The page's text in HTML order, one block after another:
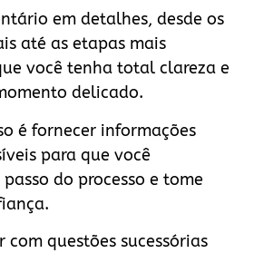
em detalhes, desde os
até as etapas mais
você tenha total clareza e
delicado.
é fornecer informações
para que você
do processo e tome
com questões sucessórias